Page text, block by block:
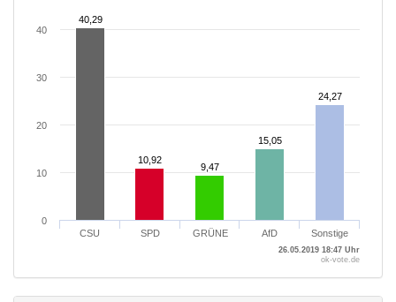
26.05.2019 18:47 Uhr
40,29
40,29
10,92
10,92
9,47
9,47
15,05
15,05
24,27
24,27
CSU SPD GRÜNE AfD Sonstige
0
10
20
30
40
ok-vote.de